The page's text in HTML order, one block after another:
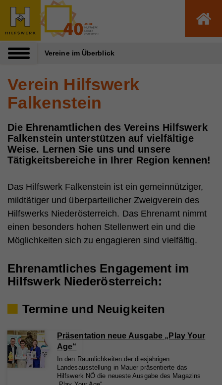
Vereine im Überblick
Verein Hilfswerk
Falkenstein
Die Ehrenamtlichen des Vereins Hilfswerk
Falkenstein unterstützen auf vielfältige
Weise. Lernen Sie uns und unsere
Tätigkeitsbereiche in Ihrer Region kennen!
Das Hilfswerk Falkenstein ist ein gemeinnütziger,
mildtätiger und überparteilicher Zweigverein des
Hilfswerks Niederösterreich. Das Ehrenamt nimmt
einen besonders hohen Stellenwert ein und die
Möglichkeiten sich zu engagieren sind vielfältig.
Ehrenamtliches Engagement im
Hilfswerk Niederösterreich:
Termine und Neuigkeiten
Präsentation neue Ausgabe „Play Your
Age“
In den Räumlichkeiten der diesjährigen
Landesausstellung in Mauer präsentierte das
Hilfswerk NÖ die neueste Ausgabe des Magazins